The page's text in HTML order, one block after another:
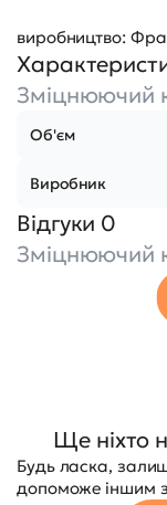
виробництво:
Зміцнюючий
Об'єм
Виробник
Відгуки 0
Зміцнюючий
Ще ніхто
Будь ласка,
допоможе іншим